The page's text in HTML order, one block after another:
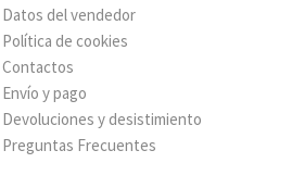
Datos del vendedor
Política de cookies
Contactos
Envío y pago
Devoluciones y desistimiento
Preguntas Frecuentes